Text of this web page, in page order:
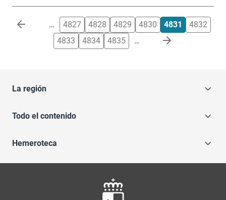
Paginación … 4827 4828 4829 4830 4831
4832
4833
4834 4835 …
La región
Todo el contenido
Hemeroteca